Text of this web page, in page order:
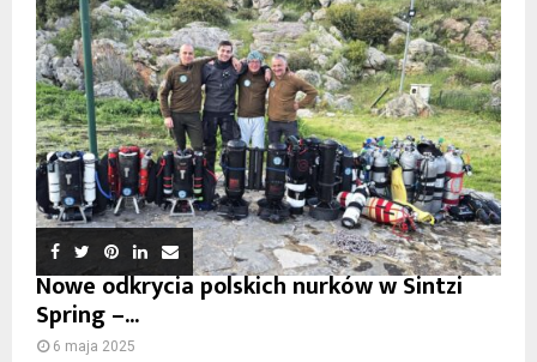
Nowe odkrycia polskich nurków w Sintzi
Spring –...
6 maja 2025